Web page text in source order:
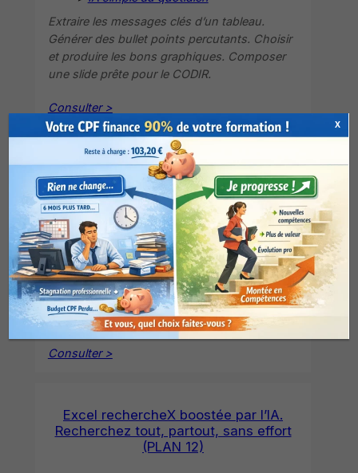
Extraire les messages clés d’un tableau.
Générer des bullet points percutants. Choisir
et produire les bons graphiques. Composer
une slide prête pour le CODIR.
Consulter >
Excel détectez toutes les erreurs. L’IA
les trouve instantanément (PLAN 11)
>IA simple au quotidien
Scanner automatiquement un fichier pour
détecter erreurs. Corriger formules et
incohérences automatiquement. Vérifier la
cohérence globale du tableau. Créer un
système de contrôle durable.
Consulter >
Excel rechercheX boostée par l’IA.
Recherchez tout, partout, sans effort
(PLAN 12)
X